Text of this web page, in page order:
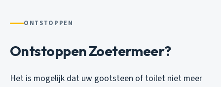
ONTSTOPPEN
Ontstoppen Zoetermeer?
Het is mogelijk dat uw gootsteen of toilet niet meer